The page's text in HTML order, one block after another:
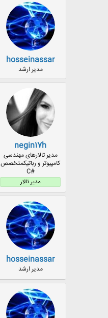
hosseinassar
مدیر ارشد
negin17h
مدیر تالارهای مهندسی
کامپیوتر و رباتیکمتخصص
#C
مدیر تالار
hosseinassar
مدیر ارشد